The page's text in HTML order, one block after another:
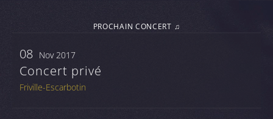
PROCHAIN CONCERT ♫
08 Nov 2017
Concert privé
Friville-Escarbotin